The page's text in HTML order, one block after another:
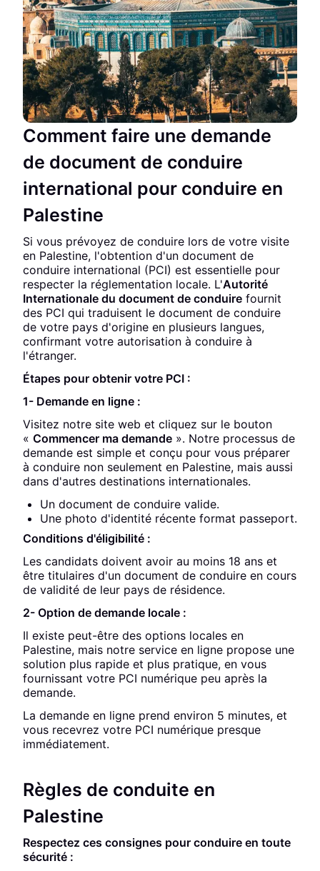
Comment faire une demande
de document de conduire
international pour conduire en
Palestine
Si vous prévoyez de conduire lors de votre visite
en Palestine, l'obtention d'un document de
conduire international (PCI) est essentielle pour
respecter la réglementation locale. L'Autorité
Internationale du document de conduire fournit
des PCI qui traduisent le document de conduire
de votre pays d'origine en plusieurs langues,
confirmant votre autorisation à conduire à
l'étranger.
Étapes pour obtenir votre PCI :
1- Demande en ligne :
Visitez notre site web et cliquez sur le bouton
« Commencer ma demande ». Notre processus de
demande est simple et conçu pour vous préparer
à conduire non seulement en Palestine, mais aussi
dans d'autres destinations internationales.
Un document de conduire valide.
Une photo d'identité récente format passeport.
Conditions d'éligibilité :
Les candidats doivent avoir au moins 18 ans et
être titulaires d'un document de conduire en cours
de validité de leur pays de résidence.
2- Option de demande locale :
Il existe peut-être des options locales en
Palestine, mais notre service en ligne propose une
solution plus rapide et plus pratique, en vous
fournissant votre PCI numérique peu après la
demande.
La demande en ligne prend environ 5 minutes, et
vous recevrez votre PCI numérique presque
immédiatement.
Règles de conduite en
Palestine
Respectez ces consignes pour conduire en toute
sécurité :